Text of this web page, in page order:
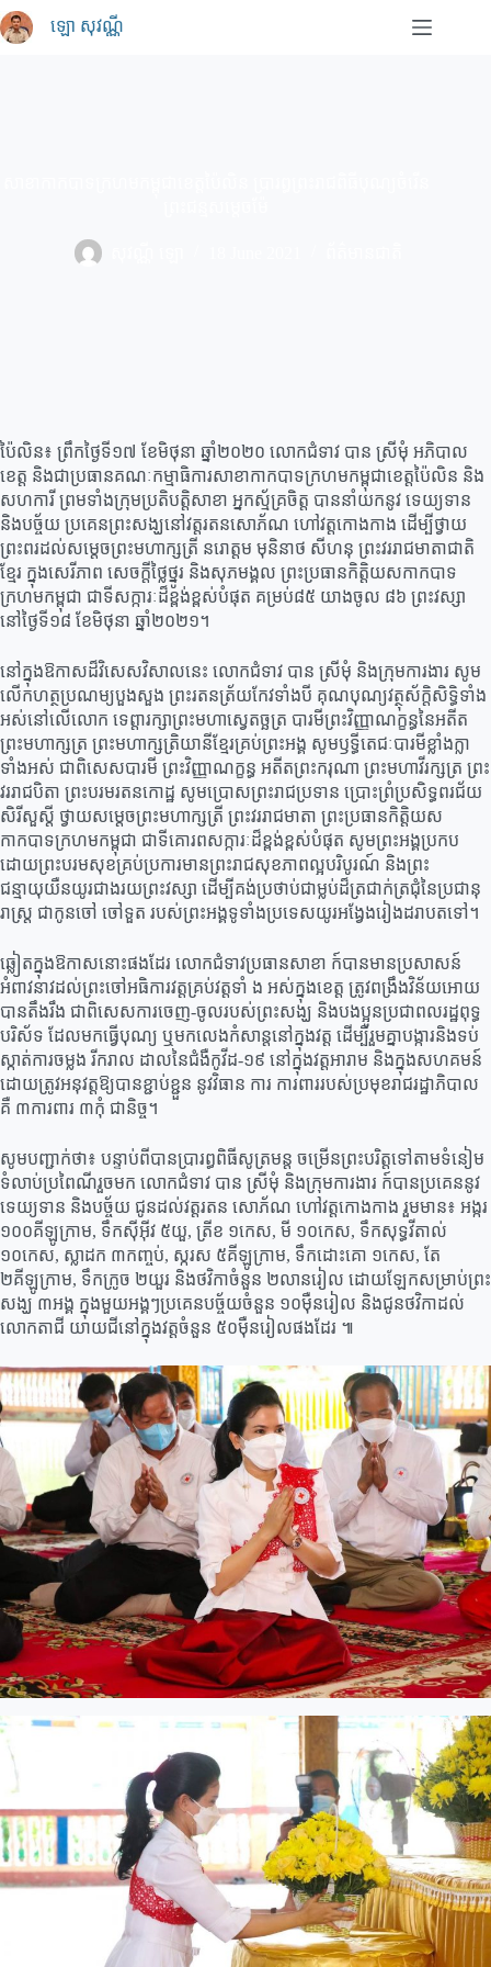
Skip
to
content
ឡោ សុវណ្ណី
ប៉ៃលិន៖ ព្រឹកថ្ងៃទី១៧ ខែមិថុនា ឆ្នាំ២០២០ លោកជំទាវ បាន ស្រីមុំ អភិបាល
ខេត្ត និងជាប្រធានគណៈកម្មាធិការសាខាកាកបាទក្រហមកម្ពុជាខេត្តប៉ៃលិន និង
សហការី ព្រមទាំងក្រុមប្រតិបត្តិសាខា អ្នកស្ម័គ្រចិត្ត បាននាំយកនូវ ទេយ្យទាន
និងបច្ច័យ ប្រគេនព្រះសង្ឃនៅវត្តរតនសោភ័ណ ហៅវត្តកោងកាង ដើម្បីថ្វាយ
ព្រះពរដល់សម្តេចព្រះមហាក្សត្រី នរោត្តម មុនិនាថ សីហនុ ព្រះវររាជមាតាជាតិ
ខ្មែរ ក្នុងសេរីភាព សេចក្តីថ្លៃថ្នូរ និងសុភមង្គល ព្រះប្រធានកិត្តិយសកាកបាទ
ក្រហមកម្ពុជា ជាទីសក្ការៈដ៏ខ្ពង់ខ្ពស់បំផុត គម្រប់៨៥ យាងចូល ៨៦ ព្រះវស្សា
នៅថ្ងៃទី១៨ ខែមិថុនា ឆ្នាំ២០២១។
នៅក្នុងឱកាសដ៏វិសេសវិសាលនេះ លោកជំទាវ បាន ស្រីមុំ និងក្រុមការងារ សូម
លើកហត្ថប្រណម្យបួងសួង ព្រះរតនត្រ័យកែវទាំងបី គុណបុណ្យវត្ថុស័ក្តិសិទ្ធិទាំង
អស់នៅលើលោក ទេព្តារក្សាព្រះមហាស្វេតច្ឆត្រ បារមីព្រះវិញ្ញាណក្ខន្ធនៃអតីត
ព្រះមហាក្សត្រ ព្រះមហាក្សត្រិយានីខ្មែរគ្រប់ព្រះអង្គ សូមឫទី្ធតេជៈបារមីខ្លាំងក្លា
ទាំងអស់ ជាពិសេសបារមី ព្រះវិញ្ញាណក្ខន្ធ អតីតព្រះករុណា ព្រះមហាវីរក្សត្រ ព្រះ
វររាជបិតា ព្រះបរមរតនកោដ្ឋ សូមប្រោសព្រះរាជប្រទាន ប្រោះព្រំប្រសិទ្ធពរជ័យ
សិរីសួស្តី ថ្វាយសម្តេចព្រះមហាក្សត្រី ព្រះវររាជមាតា ព្រះប្រធានកិត្តិយស
កាកបាទក្រហមកម្ពុជា ជាទីគោរពសក្ការៈដ៏ខ្ពង់ខ្ពស់បំផុត សូមព្រះអង្គប្រកប
ដោយព្រះបរមសុខគ្រប់ប្រការមានព្រះរាជសុខភាពល្អបរិបូរណ៍ និងព្រះ
ជន្មាយុយឺនយូរជាងរយព្រះវស្សា ដើម្បីគង់ប្រថាប់ជាម្លប់ដ៏ត្រជាក់ត្រជុំនៃប្រជានុ
រាស្រ្ត ជាកូនចៅ ចៅទួត របស់ព្រះអង្គទូទាំងប្រទេសយូរអង្វែងរៀងដរាបតទៅ។
ឆ្លៀតក្នុងឱកាសនោះផងដែរ លោកជំទាវប្រធានសាខា ក៍បានមានប្រសាសន៍
អំពាវនាវដល់ព្រះចៅអធិការវត្តគ្រប់វត្តទាំ ង អស់ក្នុងខេត្ត ត្រូវពង្រឹងវិន័យអោយ
បានតឹងរឹង ជាពិសេសការចេញ-ចូលរបស់ព្រះសង្ឃ និងបងប្អូនប្រជាពលរដ្ឋពុទ្ធ
បរិស័ទ ដែលមកធ្វើបុណ្យ ឬមកលេងកំសាន្តនៅក្នុងវត្ត ដើម្បីរួមគ្នាបង្ការនិងទប់
ស្កាត់ការចម្លង រីករាល ដាលនៃជំងឺកូវីដ-១៩ នៅក្នុងវត្តអារាម និងក្នុងសហគមន៍
ដោយត្រូវអនុវត្តឱ្យបានខ្ជាប់ខ្ជួន នូវវិធាន ការ ការពាររបស់ប្រមុខរាជរដ្ឋាភិបាល
គឺ ៣ការពារ ៣កុំ ជានិច្ច។
សូមបញ្ជាក់ថា៖ បន្ទាប់ពីបានប្រារព្ធពិធីសូត្រមន្ត ចម្រើនព្រះបរិត្តទៅតាមទំនៀម
ទំលាប់ប្រពៃណីរួចមក លោកជំទាវ បាន ស្រីមុំ និងក្រុមការងារ ក៍បានប្រគេននូវ
ទេយ្យទាន និងបច្ច័យ ជូនដល់វត្តរតន សោភ័ណ ហៅវត្តកោងកាង រួមមាន៖ អង្ករ
១០០គីឡូក្រាម, ទឹកស៊ីអ៊ីវ ៥យួ, ត្រីខ ១កេស, មី ១០កេស, ទឹកសុទ្ធវីតាល់
១០កេស, ស្លាដក ៣កញ្ចប់, ស្ករស ៥គីឡូក្រាម, ទឹកដោះគោ ១កេស, តែ
២គីឡូក្រាម, ទឹកក្រូច ២យួរ និងថវិកាចំនួន ២លានរៀល ដោយឡែកសម្រាប់ព្រះ
សង្ឃ ៣អង្គ ក្នុងមួយអង្គៗប្រគេនបច្ច័យចំនួន ១០ម៉ឺនរៀល និងជូនថវិកាដល់
លោកតាជី យាយជីនៅក្នុងវត្តចំនួន ៥០ម៉ឺនរៀលផងដែរ ៕